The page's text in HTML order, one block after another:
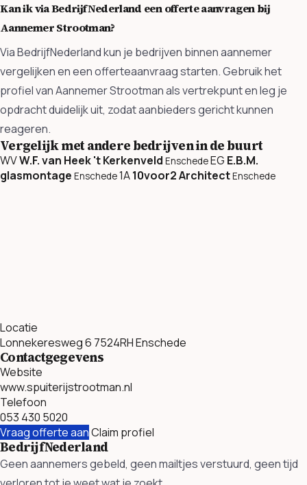
Kan ik via BedrijfNederland een offerte aanvragen bij
Aannemer Strootman?
Via BedrijfNederland kun je bedrijven binnen aannemer
vergelijken en een offerteaanvraag starten. Gebruik het
profiel van Aannemer Strootman als vertrekpunt en leg je
opdracht duidelijk uit, zodat aanbieders gericht kunnen
reageren.
Vergelijk met andere bedrijven in de buurt
WVW.F. van Heek 't Kerkenveld EnschedeEG E.B.M.
glasmontage Enschede1A10voor2 ArchitectEnschede
Locatie
Lonnekeresweg 6 7524RH Enschede
Contactgegevens
Website
www.spuiterijstrootman.nl
Telefoon
053 430 5020
Vraag offerte aanClaim profiel
BedrijfNederland
Geen aannemers gebeld, geen mailtjes verstuurd, geen tijd